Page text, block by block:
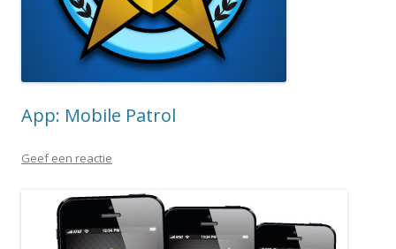
App: Mobile Patrol
Geef een reactie